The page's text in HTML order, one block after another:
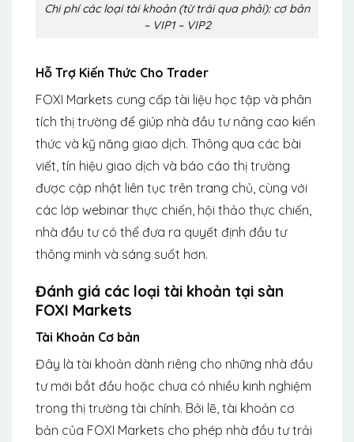
Chi phí các loại tài khoản (từ trái qua phải): cơ bản
– VIP1 – VIP2
Hỗ Trợ Kiến Thức Cho Trader
FOXI Markets cung cấp tài liệu học tập và phân
tích thị trường để giúp nhà đầu tư nâng cao kiến
thức và kỹ năng giao dịch. Thông qua các bài
viết, tín hiệu giao dịch và báo cáo thị trường
được cập nhật liên tục trên trang chủ, cùng với
các lớp webinar thực chiến, hội thảo thực chiến,
nhà đầu tư có thể đưa ra quyết định đầu tư
thông minh và sáng suốt hơn.
Đánh giá các loại tài khoản tại sàn
FOXI Markets
Tài Khoản Cơ bản
Đây là tài khoản dành riêng cho những nhà đầu
tư mới bắt đầu hoặc chưa có nhiều kinh nghiệm
trong thị trường tài chính. Bởi lẽ, tài khoản cơ
bản của FOXI Markets cho phép nhà đầu tư trải